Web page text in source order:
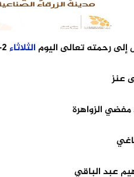
إلى رحمته تعالى اليوم الثلاثاء
عنز
الزواهرة
عبد الباقي